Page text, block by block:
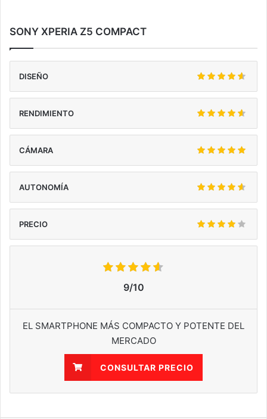
SONY XPERIA Z5 COMPACT
DISEÑO
RENDIMIENTO
CÁMARA
AUTONOMÍA
PRECIO
9/10
EL SMARTPHONE MÁS COMPACTO Y POTENTE DEL
MERCADO
CONSULTAR PRECIO